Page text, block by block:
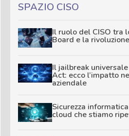
SPAZIO CISO
Il ruolo del CISO tra
Board e la
Il jailbreak
Act: ecco l’impatto
aziendale
Sicurezza
cloud che stiamo